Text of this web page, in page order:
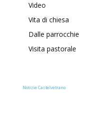
Video
Vita di chiesa
Dalle parrocchie
Visita pastorale
Notizie Castelvetrano